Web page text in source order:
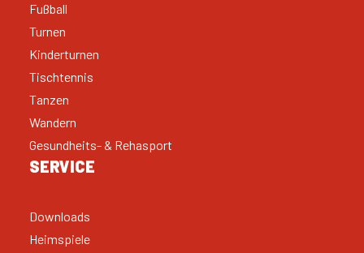
Fußball
Turnen
Kinderturnen
Tischtennis
Tanzen
Wandern
Gesundheits- & Rehasport
SERVICE
Downloads
Heimspiele